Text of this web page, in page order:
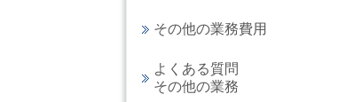
その他の業務費用
よくある質問
その他の業務